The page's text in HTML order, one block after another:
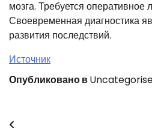
мозга. Требуется оперативное
Своевременная диагностика
развития последствий.
Источник
Опубликовано в